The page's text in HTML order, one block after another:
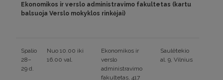
Ekonomikos ir verslo administravimo fakultetas (kartu
balsuoja Verslo mokyklos rinkėjai)
Spalio
28–
29 d.
Nuo 10.00 iki
16.00 val.
Ekonomikos ir
verslo
administravimo
fakultetas, 417
Saulėtekio
al. 9, Vilnius